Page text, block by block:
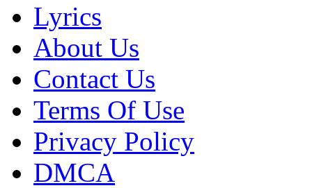
Lyrics
About Us
Contact Us
Terms Of Use
Privacy Policy
DMCA